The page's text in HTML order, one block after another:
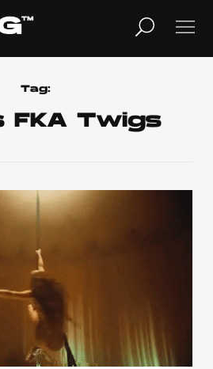
Home
Cover Story
Tag:
FKA Twigs